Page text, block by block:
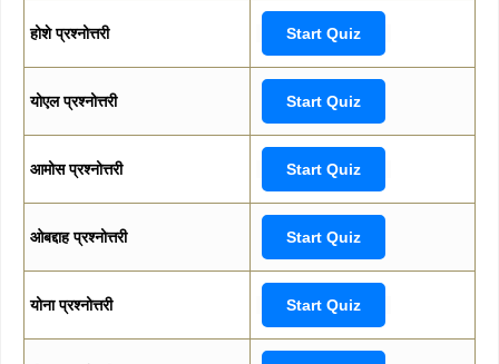
होशे प्रश्नोत्तरी Start Quiz
योएल प्रश्नोत्तरी Start Quiz
आमोस प्रश्नोत्तरी Start Quiz
ओबद्दाह प्रश्नोत्तरी Start Quiz
योना प्रश्नोत्तरी Start Quiz